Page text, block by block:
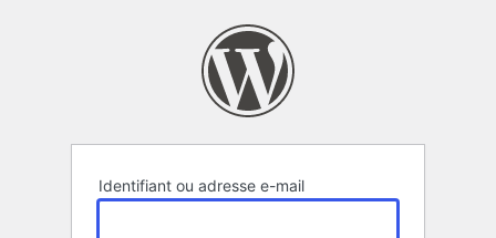
Identifiant ou adresse e-mail